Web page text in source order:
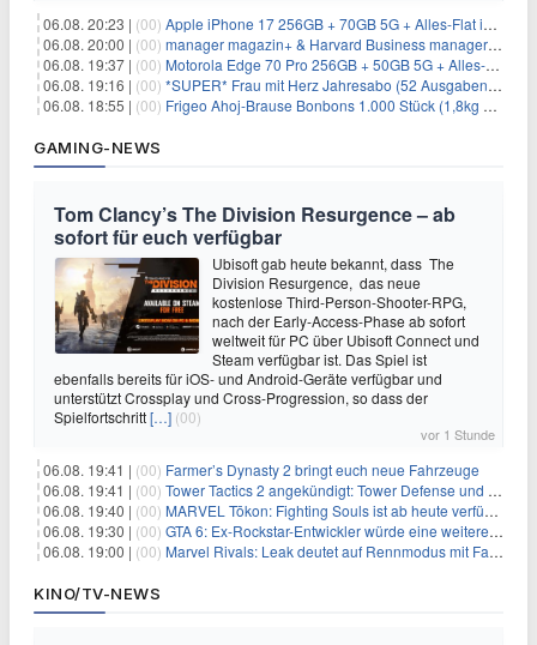
06.08. 20:23 | (00) Apple iPhone 17 256GB + 70GB 5G + Alles-Flat im Vodafone-Netz für 34,99€/Monat – eff. 4,65€/Monat
06.08. 20:00 | (00) manager magazin+ & Harvard Business manager+ Digital-Kombi-Abo 1 Monat kostenlos
06.08. 19:37 | (00) Motorola Edge 70 Pro 256GB + 50GB 5G + Alles-Flat im Vodafone-Netz für 19,99€/Monat – eff. 0,61€/Monat
06.08. 19:16 | (00) *SUPER* Frau mit Herz Jahresabo (52 Ausgaben) für 161,40€ + bis zu 150€ Prämie
06.08. 18:55 | (00) Frigeo Ahoj-Brause Bonbons 1.000 Stück (1,8kg Eimer) für 6,29€
GAMING-NEWS
Tom Clancy’s The Division Resurgence – ab
sofort für euch verfügbar
Ubisoft gab heute bekannt, dass The
Division Resurgence, das neue
kostenlose Third-Person-Shooter-RPG,
nach der Early-Access-Phase ab sofort
weltweit für PC über Ubisoft Connect und
Steam verfügbar ist. Das Spiel ist
ebenfalls bereits für iOS- und Android-Geräte verfügbar und
unterstützt Crossplay und Cross-Progression, so dass der
Spielfortschritt[…] (00)
vor 1 Stunde
06.08. 19:41 | (00) Farmer’s Dynasty 2 bringt euch neue Fahrzeuge
06.08. 19:41 | (00) Tower Tactics 2 angekündigt: Tower Defense und Deckbuilding Kombo kehrt zurück
06.08. 19:40 | (00) MARVEL Tōkon: Fighting Souls ist ab heute verfügbar
06.08. 19:30 | (00) GTA 6: Ex-Rockstar-Entwickler würde eine weitere Verschiebung nicht überraschen
06.08. 19:00 | (00) Marvel Rivals: Leak deutet auf Rennmodus mit Fahrzeugen hin
KINO/TV-NEWS